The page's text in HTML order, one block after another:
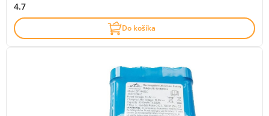
4.7
Do košíka